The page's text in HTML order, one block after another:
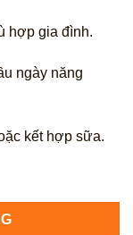
hợp gia đình.
ngày năng
kết hợp sữa.
số lượng